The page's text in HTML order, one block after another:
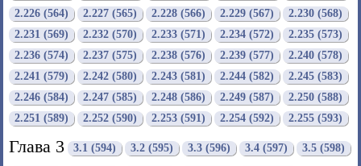
2.226 (564)
2.227 (565) 2.228 (566) 2.229 (567)
2.230 (568)
2.231 (569)
2.232 (570) 2.233 (571) 2.234 (572)
2.235 (573)
2.236 (574)
2.237 (575) 2.238 (576) 2.239 (577)
2.240 (578)
2.241 (579)
2.242 (580) 2.243 (581) 2.244 (582)
2.245 (583)
2.246 (584)
2.247 (585) 2.248 (586) 2.249 (587)
2.250 (588)
2.251 (589)
2.252 (590) 2.253 (591) 2.254 (592) 2.255 (593)
Глава 3 3.1 (594) 3.2 (595) 3.3 (596) 3.4 (597) 3.5 (598)